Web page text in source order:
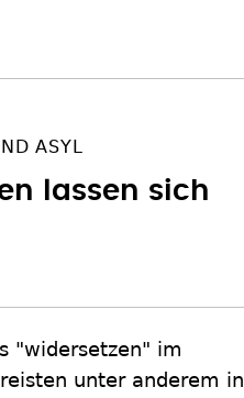
ASYL
lassen sich
"widersetzen" im
unter anderem in